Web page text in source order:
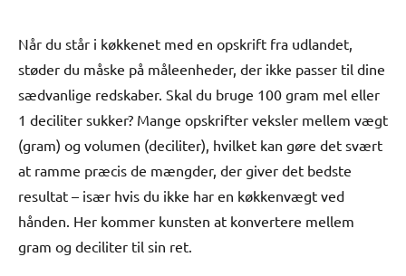
Når du står i køkkenet med en opskrift fra udlandet,
støder du måske på måleenheder, der ikke passer til dine
sædvanlige redskaber. Skal du bruge 100 gram mel eller
1 deciliter sukker? Mange opskrifter veksler mellem vægt
(gram) og volumen (deciliter), hvilket kan gøre det svært
at ramme præcis de mængder, der giver det bedste
resultat – især hvis du ikke har en køkkenvægt ved
hånden. Her kommer kunsten at konvertere mellem
gram og deciliter til sin ret.